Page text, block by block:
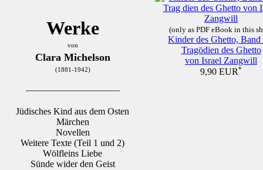
Werke
von
Clara Michelson
(1881-1942)
Jüdisches Kind aus dem Osten
Märchen
Novellen
Weitere Texte (Teil 1 und 2)
Wölfleins Liebe
Sünde wider den Geist
(only as PDF eBook in this
Kinder des Ghetto,
Tragödien des Ghetto
von Israel Zangwill
9,90 EUR*